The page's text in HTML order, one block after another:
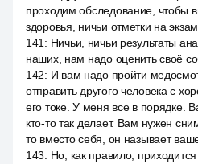
проходим обследование, чтобы
здоровья, ничьи отметки на
141 : Ничьи, ничьи результаты
наших, нам надо оценить своё
142: И вам надо пройти
отправить другого человека с
его токе. У меня все в порядке.
кто-то так делает. Вам нужен
то вместо себя, он называет
143: Но, как правило,